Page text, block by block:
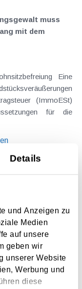
Details
und Anzeigen zu
Medien
auf unsere
geben wir
unserer Website
Werbung und
diese
muss
mit dem
Eine
(ImmoESt)
für die
ausgleichen, welche
Reisen) durch
resultieren –
der...